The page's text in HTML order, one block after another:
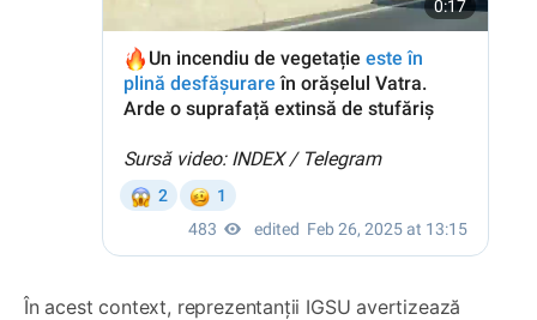
În acest context, reprezentanții IGSU avertizează